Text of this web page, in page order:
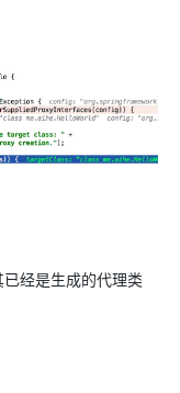
经是生成的代理类